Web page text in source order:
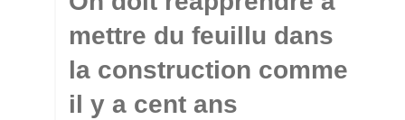
mettre du feuillu dans
la construction comme
il y a cent ans